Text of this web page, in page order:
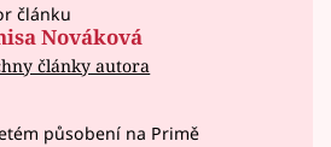
článku
Nováková
články autora
působení na Primě